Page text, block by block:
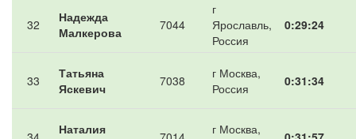
32
Надежда
Малкерова
7044
г
Ярославль,
Россия
0:29:24
33
Татьяна
Яскевич
7038
г Москва,
Россия
0:31:34
Наталия
г Москва,